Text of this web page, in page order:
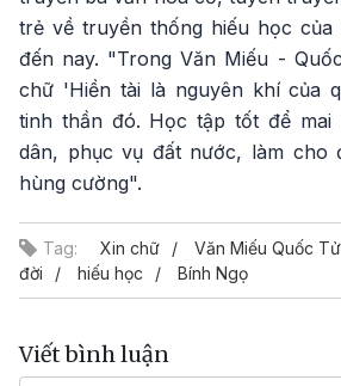
trẻ về truyền thống hiếu học
đến nay. "Trong Văn Miếu -
chữ 'Hiền tài là nguyên khí của
tinh thần đó. Học tập tốt để mai
dân, phục vụ đất nước, làm cho
hùng cường".
Tag: Xin chữ Văn Miếu Quốc
đời
hiếu học Bính Ngọ
Viết bình luận